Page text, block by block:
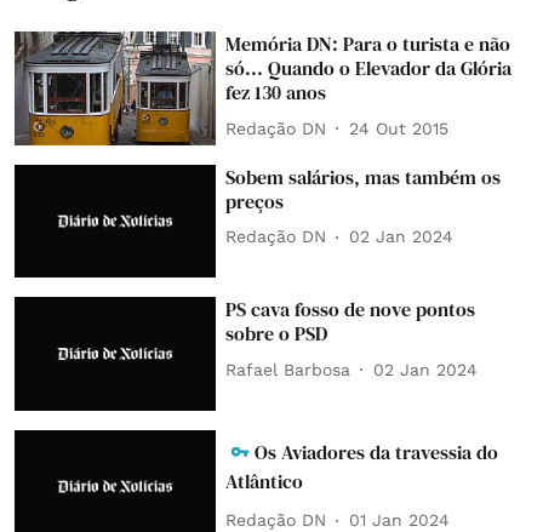
Memória DN: Para o turista e não
só... Quando o Elevador da Glória
fez 130 anos
Redação DN 24 Out 2015
Sobem salários, mas também os
preços
Redação DN 02 Jan 2024
PS cava fosso de nove pontos
sobre o PSD
Rafael Barbosa 02 Jan 2024
Os Aviadores da travessia do
Atlântico
Redação DN 01 Jan 2024